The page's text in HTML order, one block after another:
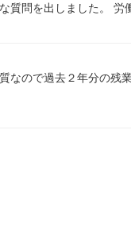
質問を出しました。 労
なので過去２年分の残